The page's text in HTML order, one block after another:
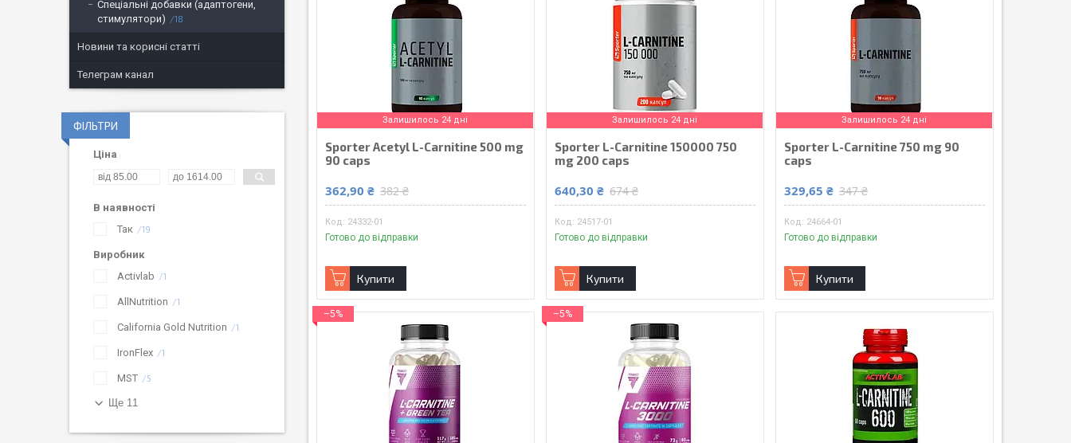
Залишилось 24 дні
Sporter Acetyl L-Carnitine 500 mg
90 caps
362,90 ₴ 382 ₴
24332-01
Готово до відправки
Купити
Залишилось 24 дні
Sporter L-Carnitine 150000 750
mg 200 caps
640,30 ₴ 674 ₴
24517-01
Готово до відправки
Купити
Залишилось 24 дні
Sporter L-Carnitine 750 mg 90
caps
329,65 ₴ 347 ₴
24664-01
Готово до відправки
Купити
–5% –5%
Спеціальні добавки (адаптогени,
стимулятори)
18
Новини та корисні статті
Телеграм канал
ФІЛЬТРИ
Ціна
В наявності
Так
19
Виробник
Activlab
1
AllNutrition 1
California Gold Nutrition 1
IronFlex 1
MST 5
Ще 11